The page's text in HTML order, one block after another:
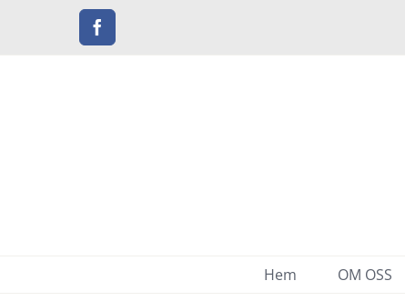
Facebook
Hem OM OSS